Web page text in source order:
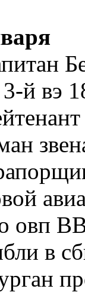
3-й вэ
овп
в